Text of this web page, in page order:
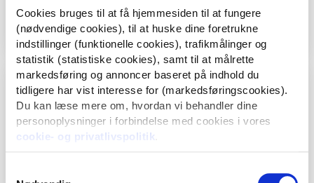
Cookies bruges til at få hjemmesiden til at fungere
(nødvendige cookies), til at huske dine foretrukne
indstillinger (funktionelle cookies), trafikmålinger og
statistik (statistiske cookies), samt til at målrette
markedsføring og annoncer baseret på indhold du
tidligere har vist interesse for (markedsføringscookies).
Du kan læse mere om, hvordan vi behandler dine
personoplysninger i forbindelse med cookies i vores
cookie- og privatlivspolitik
SE CASE